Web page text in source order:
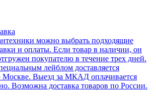
можно выбрать подходящие
и оплаты. Если товар в наличии, он
покупателю в течение трех дней.
лейблом доставляется
Москве. Выезд за МКАД оплачивается
Возможна доставка товаров по России.